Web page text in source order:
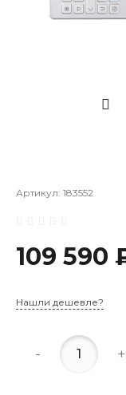
Артикул: 183552
109 590
Нашли дешевле?
- +